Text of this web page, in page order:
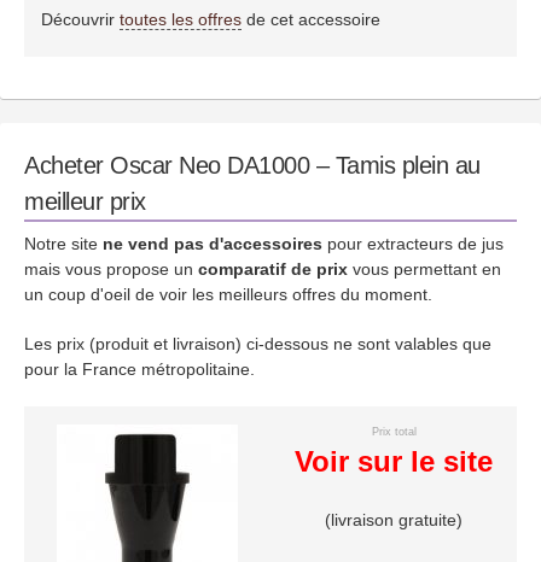
Découvrir toutes les offresde cet accessoire
Acheter Oscar Neo DA1000 – Tamis plein au
meilleur prix
Notre site ne vend pas d'accessoires pour extracteurs de jus
mais vous propose un comparatif de prix vous permettant en
un coup d'oeil de voir les meilleurs offres du moment.
Les prix (produit et livraison) ci-dessous ne sont valables que
pour la France métropolitaine.
Prix total
Voir sur le site
(livraison gratuite)